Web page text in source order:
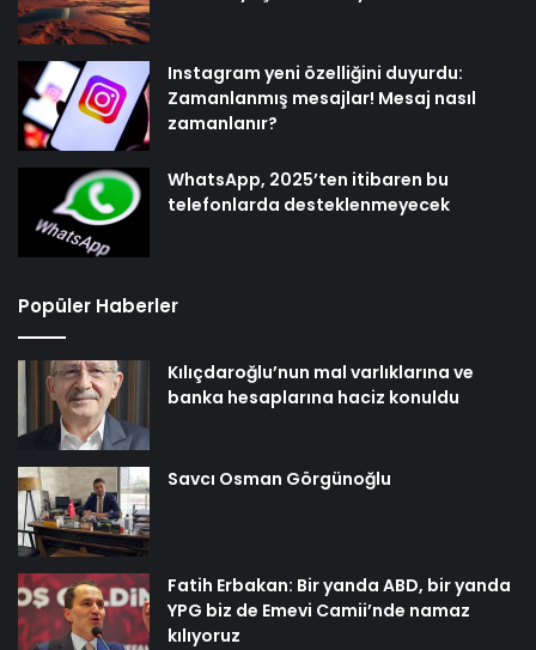
Instagram yeni özelliğini duyurdu:
Zamanlanmış mesajlar! Mesaj nasıl
zamanlanır?
WhatsApp, 2025’ten itibaren bu
telefonlarda desteklenmeyecek
Popüler Haberler
Kılıçdaroğlu’nun mal varlıklarına ve
banka hesaplarına haciz konuldu
Savcı Osman Görgünoğlu
Fatih Erbakan: Bir yanda ABD, bir yanda
YPG biz de Emevi Camii’nde namaz
kılıyoruz